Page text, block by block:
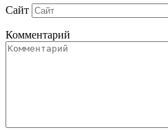
Сайт
Комментарий